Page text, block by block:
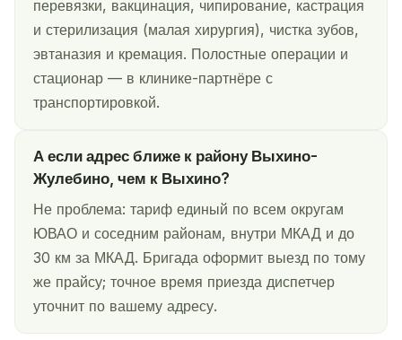
перевязки, вакцинация, чипирование, кастрация
и стерилизация (малая хирургия), чистка зубов,
эвтаназия и кремация. Полостные операции и
стационар — в клинике-партнёре с
транспортировкой.
А если адрес ближе к району Выхино-
Жулебино, чем к Выхино?
Не проблема: тариф единый по всем округам
ЮВАО и соседним районам, внутри МКАД и до
30 км за МКАД. Бригада оформит выезд по тому
же прайсу; точное время приезда диспетчер
уточнит по вашему адресу.